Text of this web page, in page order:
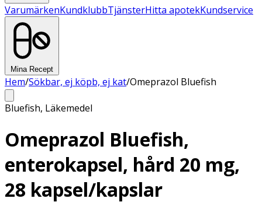
VarumärkenKundklubbTjänsterHitta apotekKundservice
Mina Recept
Hem/Sökbar, ej köpb, ej kat/Omeprazol Bluefish
Bluefish, Läkemedel
Omeprazol Bluefish,
enterokapsel, hård 20 mg,
28 kapsel/kapslar